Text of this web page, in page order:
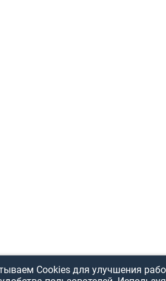
Cookies для улучшения